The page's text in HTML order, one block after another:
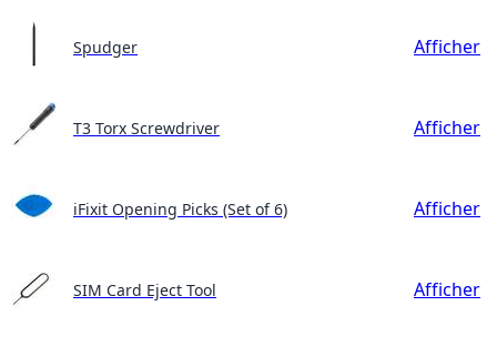
Spudger Afficher
T3 Torx Screwdriver Afficher
iFixit Opening Picks (Set of 6) Afficher
SIM Card Eject Tool Afficher